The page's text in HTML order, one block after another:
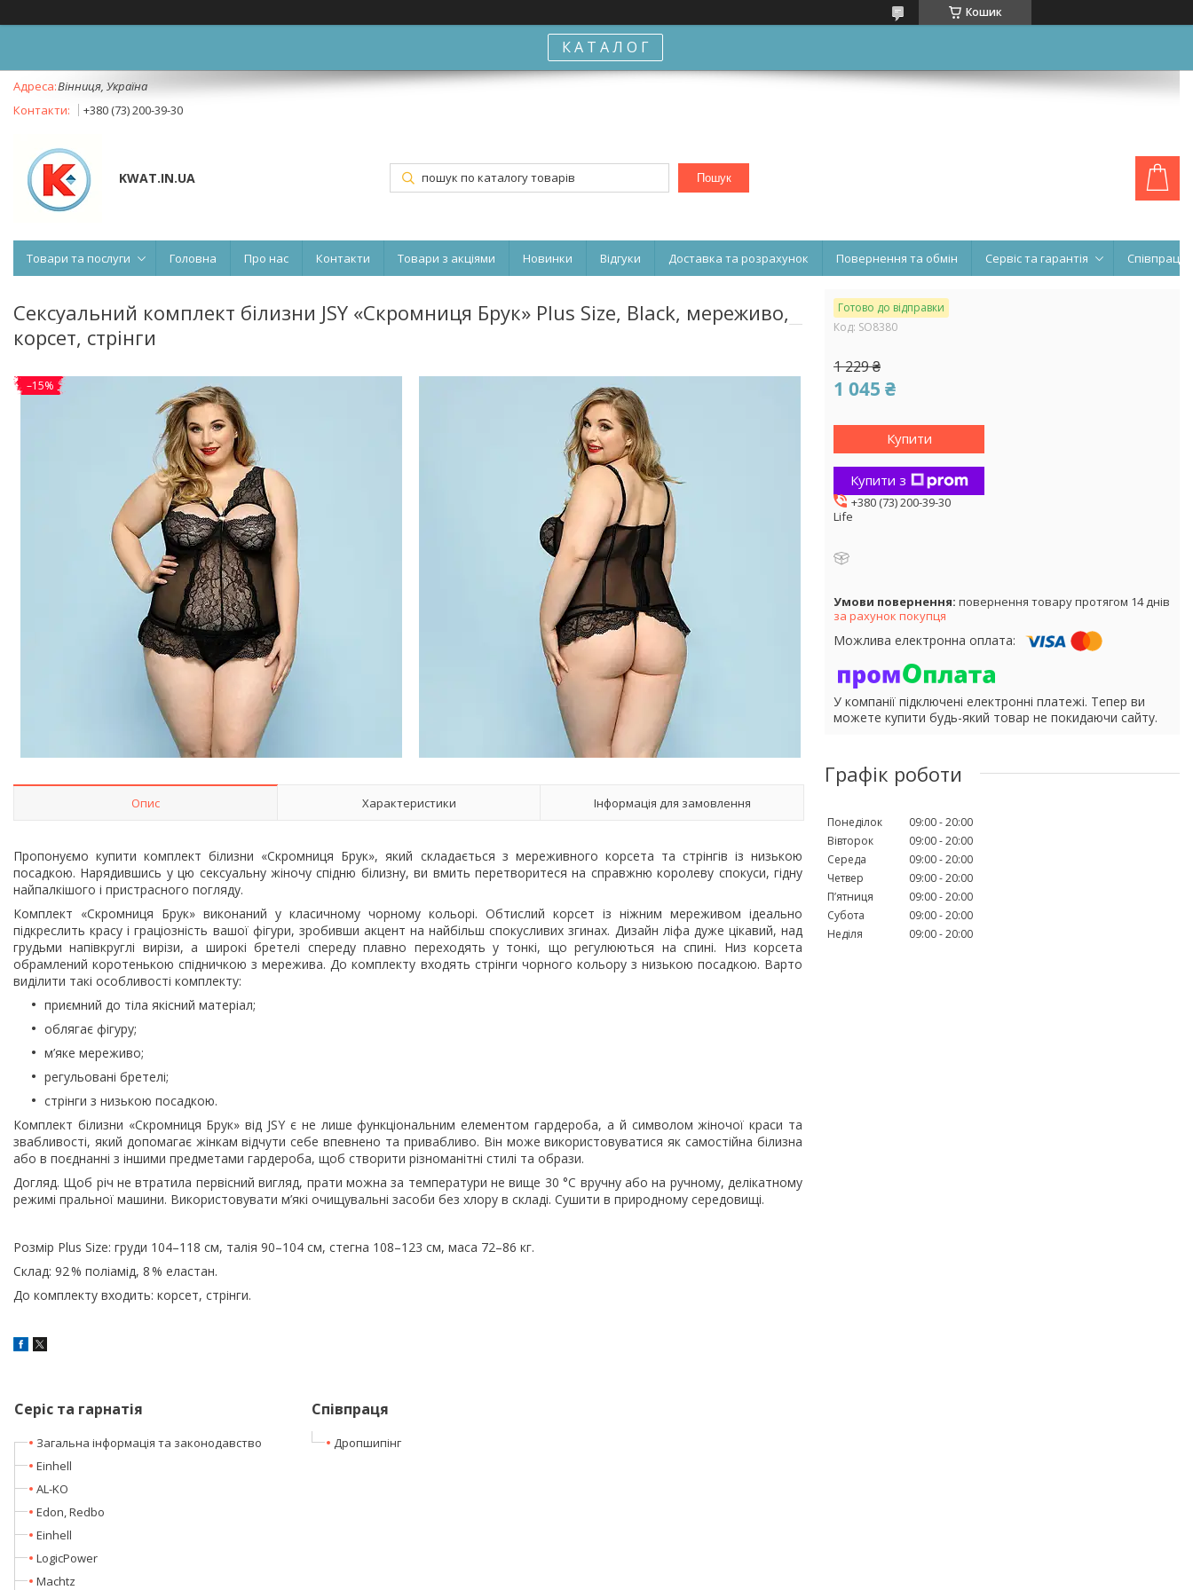
Кошик
К А Т А Л О Г
Вінниця, Україна
+380 (73) 200-39-30
KWAT.IN.UA Пошук
Товари та послуги Головна Про нас Контакти Товари з акціями Новинки Відгуки Доставка та розрахунок Повернення та обмін Сервіс та гарантія Співпраця
Сексуальний комплект білизни JSY «Скромниця Брук» Plus Size, Black, мереживо,
корсет, стрінги
–15%
Опис Характеристики Інформація для замовлення
Пропонуємо купити комплект білизни «Скромниця Брук», який складається з мереживного корсета та стрінгів із низькою
посадкою. Нарядившись у цю сексуальну жіночу спідню білизну, ви вмить перетворитеся на справжню королеву спокуси, гідну
найпалкішого і пристрасного погляду.
Комплект «Скромниця Брук» виконаний у класичному чорному кольорі. Обтислий корсет із ніжним мереживом ідеально
підкреслить красу і граціозність вашої фігури, зробивши акцент на найбільш спокусливих згинах. Дизайн ліфа дуже цікавий, над
грудьми напівкруглі вирізи, а широкі бретелі спереду плавно переходять у тонкі, що регулюються на спині. Низ корсета
обрамлений коротенькою спідничкою з мережива. До комплекту входять стрінги чорного кольору з низькою посадкою. Варто
виділити такі особливості комплекту:
приємний до тіла якісний матеріал;
облягає фігуру;
м’яке мереживо;
регульовані бретелі;
стрінги з низькою посадкою.
Комплект білизни «Скромниця Брук» від JSY є не лише функціональним елементом гардероба, а й символом жіночої краси та
звабливості, який допомагає жінкам відчути себе впевнено та привабливо. Він може використовуватися як самостійна білизна
або в поєднанні з іншими предметами гардероба, щоб створити різноманітні стилі та образи.
Догляд. Щоб річ не втратила первісний вигляд, прати можна за температури не вище 30 °C вручну або на ручному, делікатному
режимі пральної машини. Використовувати м’які очищувальні засоби без хлору в складі. Сушити в природному середовищі.
Розмір Plus Size: груди 104–118 см, талія 90–104 см, стегна 108–123 см, маса 72–86 кг.
Склад: 92 % поліамід, 8 % еластан.
До комплекту входить: корсет, стрінги.
Готово до відправки
Код: SO8380
1 229 ₴
1 045 ₴
Купити
Купити з
+380 (73) 200-39-30
Life
повернення товару протягом 14 днів
за рахунок покупця
У компанії підключені електронні платежі. Тепер ви
можете купити будь-який товар не покидаючи сайту.
Графік роботи
Понеділок 09:00 20:00
Вівторок
09:00 20:00
Середа
09:00 20:00
Четвер
09:00 20:00
Пʼятниця
09:00 20:00
Субота
09:00 20:00
Неділя
09:00 20:00
Серіс та гарнатія
Загальна інформація та законодавство
Einhell
AL-KO
Edon, Redbo
Einhell
LogicPower
Machtz
Співпраця
Дропшипінг